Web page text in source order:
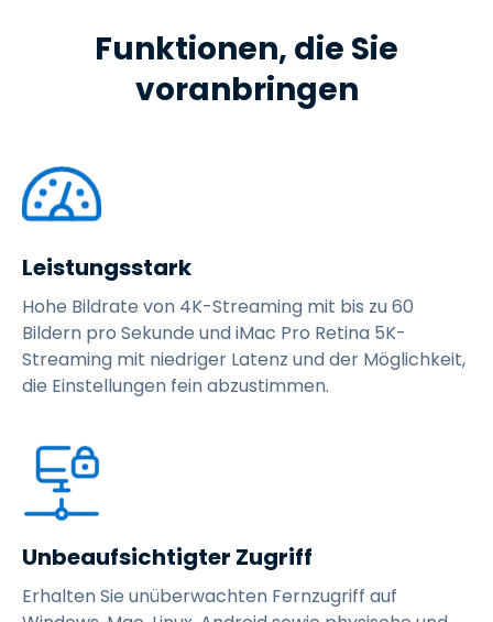
Funktionen, die Sie
voranbringen
Leistungsstark
Hohe Bildrate von 4K-Streaming mit bis zu 60
Bildern pro Sekunde und iMac Pro Retina 5K-
Streaming mit niedriger Latenz und der Möglichkeit,
die Einstellungen fein abzustimmen.
Unbeaufsichtigter Zugriff
Erhalten Sie unüberwachten Fernzugriff auf